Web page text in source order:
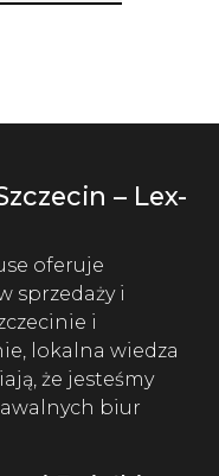
– Lex-
oferuje
sprzedaży i
i
lokalna wiedza
że jesteśmy
biur